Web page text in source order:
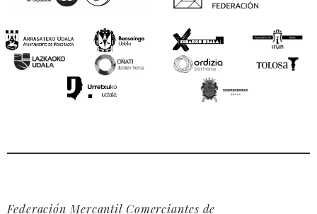
Federación Mercantil Comerciantes de